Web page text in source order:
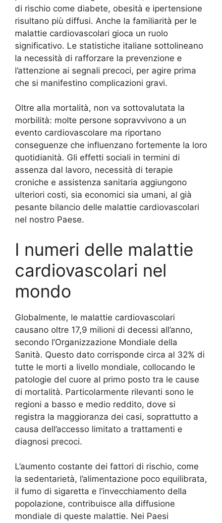
di rischio come diabete, obesità e ipertensione
risultano più diffusi. Anche la familiarità per le
malattie cardiovascolari gioca un ruolo
significativo. Le statistiche italiane sottolineano
la necessità di rafforzare la prevenzione e
l’attenzione ai segnali precoci, per agire prima
che si manifestino complicazioni gravi.
Oltre alla mortalità, non va sottovalutata la
morbilità: molte persone sopravvivono a un
evento cardiovascolare ma riportano
conseguenze che influenzano fortemente la loro
quotidianità. Gli effetti sociali in termini di
assenza dal lavoro, necessità di terapie
croniche e assistenza sanitaria aggiungono
ulteriori costi, sia economici sia umani, al già
pesante bilancio delle malattie cardiovascolari
nel nostro Paese.
I numeri delle malattie
cardiovascolari nel
mondo
Globalmente, le malattie cardiovascolari
causano oltre 17,9 milioni di decessi all’anno,
secondo l’Organizzazione Mondiale della
Sanità. Questo dato corrisponde circa al 32% di
tutte le morti a livello mondiale, collocando le
patologie del cuore al primo posto tra le cause
di mortalità. Particolarmente rilevanti sono le
regioni a basso e medio reddito, dove si
registra la maggioranza dei casi, soprattutto a
causa dell’accesso limitato a trattamenti e
diagnosi precoci.
L’aumento costante dei fattori di rischio, come
la sedentarietà, l’alimentazione poco equilibrata,
il fumo di sigaretta e l’invecchiamento della
popolazione, contribuisce alla diffusione
mondiale di queste malattie. Nei Paesi